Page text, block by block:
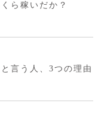
ら稼いだか？
言う人、3つの理由